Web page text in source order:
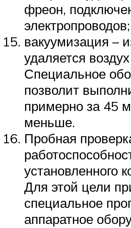
фреон,
электропроводов;
вакуумизация –
удаляется
Специальное
позволит
примерно за 45
меньше.
Пробная
установленного
Для этой цели
специальное
аппаратное